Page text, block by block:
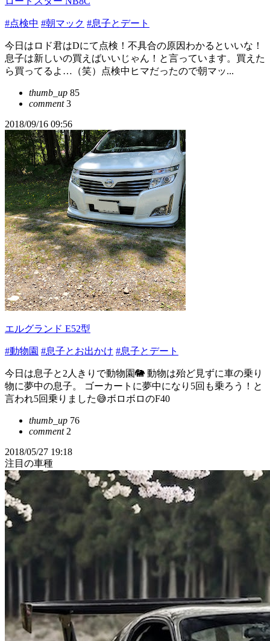
#点検中 #朝マック #息子とデート
今日はロド君はDにて点検！不具合の原因わかるといいな！
息子は新しいの買えばいいじゃん！と言っています。買えた
ら買ってるよ…（笑）点検中ヒマだったので朝マッ...
thumb_up 85
comment3
2018/09/16 09:56
エルグランド E52型
#動物園 #息子とお出かけ #息子とデート
今日は息子と2人きりで動物園🐘 動物は殆ど見ずに車の乗り
物に夢中の息子。 ゴーカートに夢中になり5回も乗ろう！と
言われ5回乗りました😅ボロボロのF40
thumb_up 76
comment2
2018/05/27 19:18
注目の車種